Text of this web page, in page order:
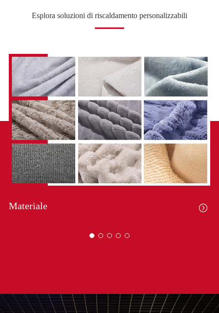
Esplora soluzioni di riscaldamento personalizzabili
Materiale 